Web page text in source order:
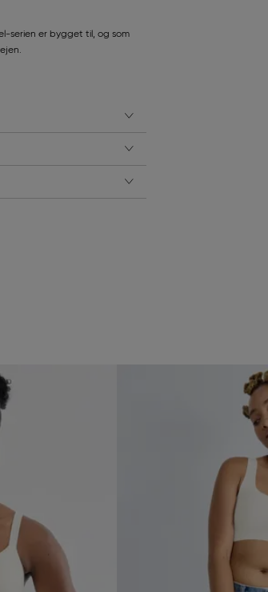
serien er bygget til, og som